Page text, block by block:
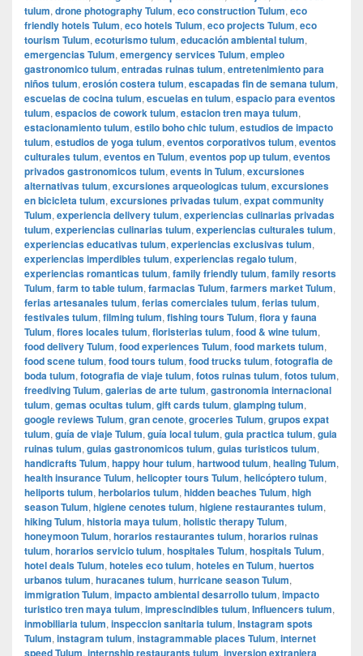
tulum, drone photography Tulum, eco construction Tulum, eco
friendly hotels Tulum, eco hotels Tulum, eco projects Tulum, eco
tourism Tulum, ecoturismo tulum, educación ambiental tulum,
emergencias Tulum, emergency services Tulum, empleo
gastronomico tulum, entradas ruinas tulum, entretenimiento para
niños tulum, erosión costera tulum, escapadas fin de semana tulum,
escuelas de cocina tulum, escuelas en tulum, espacio para eventos
tulum, espacios de cowork tulum, estacion tren maya tulum,
estacionamiento tulum, estilo boho chic tulum, estudios de impacto
tulum, estudios de yoga tulum, eventos corporativos tulum, eventos
culturales tulum, eventos en Tulum, eventos pop up tulum, eventos
privados gastronomicos tulum, events in Tulum, excursiones
alternativas tulum, excursiones arqueologicas tulum, excursiones
en bicicleta tulum, excursiones privadas tulum, expat community
Tulum, experiencia delivery tulum, experiencias culinarias privadas
tulum, experiencias culinarias tulum, experiencias culturales tulum,
experiencias educativas tulum, experiencias exclusivas tulum,
experiencias imperdibles tulum, experiencias regalo tulum,
experiencias romanticas tulum, family friendly tulum, family resorts
Tulum, farm to table tulum, farmacias Tulum, farmers market Tulum,
ferias artesanales tulum, ferias comerciales tulum, ferias tulum,
festivales tulum, filming tulum, fishing tours Tulum, flora y fauna
Tulum, flores locales tulum, floristerias tulum, food & wine tulum,
food delivery Tulum, food experiences Tulum, food markets tulum,
food scene tulum, food tours tulum, food trucks tulum, fotografia de
boda tulum, fotografia de viaje tulum, fotos ruinas tulum, fotos tulum,
freediving Tulum, galerias de arte tulum, gastronomia internacional
tulum, gemas ocultas tulum, gift cards tulum, glamping tulum,
google reviews Tulum, gran cenote, groceries Tulum, grupos expat
tulum, guía de viaje Tulum, guía local tulum, guia practica tulum, guia
ruinas tulum, guias gastronomicos tulum, guias turisticos tulum,
handicrafts Tulum, happy hour tulum, hartwood tulum, healing Tulum,
health insurance Tulum, helicopter tours Tulum, helicóptero tulum,
heliports tulum, herbolarios tulum, hidden beaches Tulum, high
season Tulum, higiene cenotes tulum, higiene restaurantes tulum,
hiking Tulum, historia maya tulum, holistic therapy Tulum,
honeymoon Tulum, horarios restaurantes tulum, horarios ruinas
tulum, horarios servicio tulum, hospitales Tulum, hospitals Tulum,
hotel deals Tulum, hoteles eco tulum, hoteles en Tulum, huertos
urbanos tulum, huracanes tulum, hurricane season Tulum,
immigration Tulum, impacto ambiental desarrollo tulum, impacto
turistico tren maya tulum, imprescindibles tulum, Influencers tulum,
inmobiliaria tulum, inspeccion sanitaria tulum, Instagram spots
Tulum, instagram tulum, instagrammable places Tulum, internet
speed Tulum, internship restaurants tulum, inversion extranjera